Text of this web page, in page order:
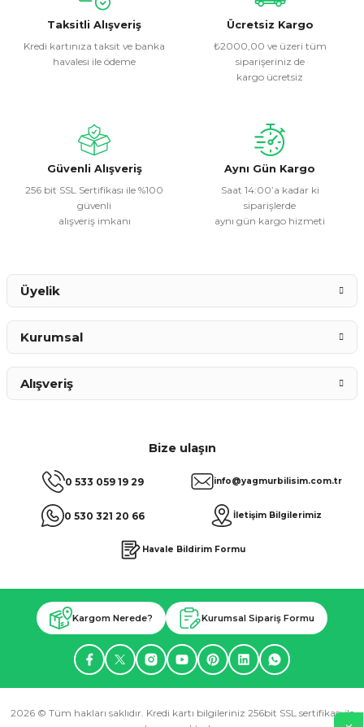
kullanarak tarafımıza iletebilirsiniz.
Görüş ve önerileriniz için teşekkür ederiz.
Ürün resmi kalitesiz, bozuk veya görüntülenemiyor.
Ürün fiyatı diğer sitelerden daha pahalı.
Bu ürüne benzer farklı alternatifler olmalı.
Taksitli Alışveriş
Kredi kartınıza taksit ve banka
havalesi ile ödeme
Ücretsiz Kargo
₺2000,00 ve üzeri tüm
siparişeriniz de
kargo ücretsiz
Güvenli Alışveriş
256 bit SSL Sertifikası ile %100
güvenli
alışveriş imkanı
Aynı Gün Kargo
Saat 14:00’a kadar ki
siparişlerde
aynı gün kargo hizmeti
Bize ulaşın
0 533 059 19 29
0 530 321 20 66
info@yagmurbilisim.com.tr
İletişim Bilgilerimiz
Havale Bildirim Formu
Üyelik
Kurumsal
Alışveriş
Kargom Nerede? Kurumsal Sipariş Formu
2026 © Tüm hakları saklıdır. Kredi kartı bilgileriniz 256bit SSL sertifikası ile